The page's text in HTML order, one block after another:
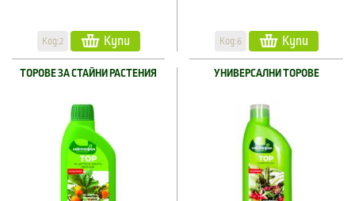
Код:2 Купи Код:6 Купи
ТОРОВЕ ЗА СТАЙНИ РАСТЕНИЯ УНИВЕРСАЛНИ ТОРОВЕ